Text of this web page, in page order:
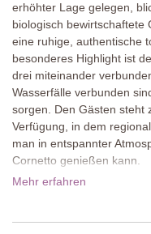
erhöhter Lage gelegen,
biologisch bewirtschaftete
eine ruhige, authentische
besonderes Highlight ist
drei miteinander
Wasserfälle verbunden
sorgen. Den Gästen steht
Verfügung, in dem
man in entspannter
Cornetto genießen kann.
Mehr erfahren